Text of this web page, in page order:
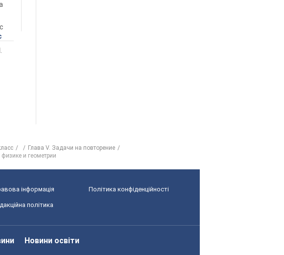
Глава V. Задачи на повторение
и геометрии
інформація Політика конфіденційності
політика
Новини освіти